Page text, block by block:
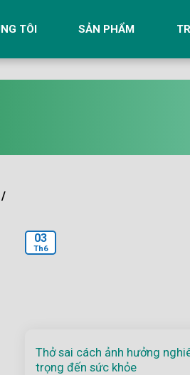
TÔI SẢN PHẨM
/
Thở sai cách ảnh hưởng
trọng đến sức khỏe
03
Th6